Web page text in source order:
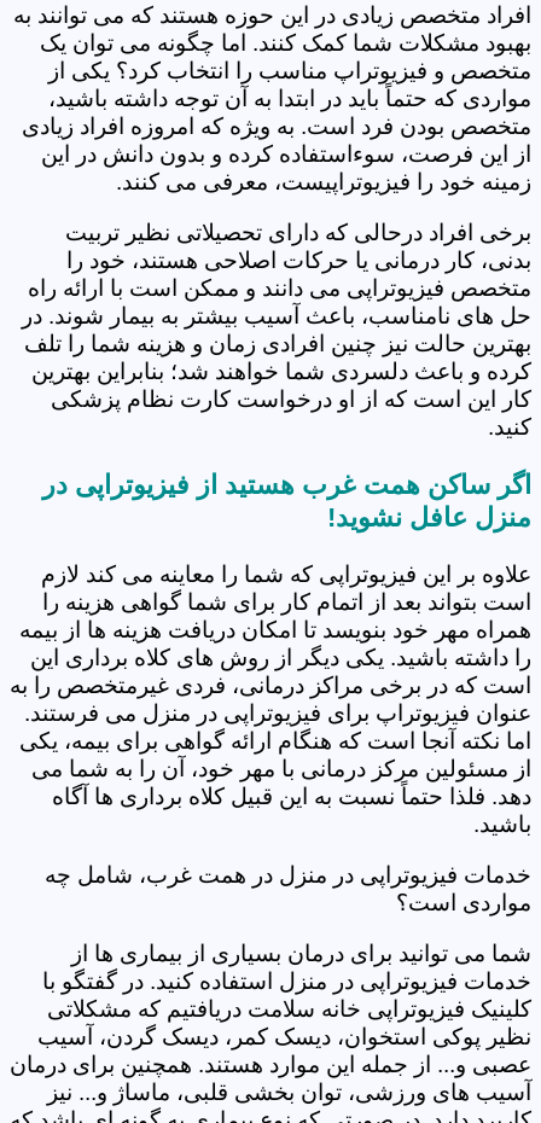
افراد متخصص زیادی در این حوزه هستند که می توانند به
بهبود مشکلات شما کمک کنند. اما چگونه می توان یک
متخصص و فیزیوتراپ مناسب را انتخاب کرد؟ یکی از
مواردی که حتماً باید در ابتدا به آن توجه داشته باشید،
متخصص بودن فرد است. به ویژه که امروزه افراد زیادی
از این فرصت، سوءاستفاده کرده و بدون دانش در این
زمینه خود را فیزیوتراپیست، معرفی می کنند.
برخی افراد درحالی که دارای تحصیلاتی نظیر تربیت
بدنی، کار درمانی یا حرکات اصلاحی هستند، خود را
متخصص فیزیوتراپی می دانند و ممکن است با ارائه راه
حل های نامناسب، باعث آسیب بیشتر به بیمار شوند. در
بهترین حالت نیز چنین افرادی زمان و هزینه شما را تلف
کرده و باعث دلسردی شما خواهند شد؛ بنابراین بهترین
کار این است که از او درخواست کارت نظام پزشکی
کنید.
اگر ساکن همت غرب هستید از فیزیوتراپی در
منزل عافل نشوید!
علاوه بر این فیزیوتراپی که شما را معاینه می کند لازم
است بتواند بعد از اتمام کار برای شما گواهی هزینه را
همراه مهر خود بنویسد تا امکان دریافت هزینه ها از بیمه
را داشته باشید. یکی دیگر از روش های کلاه برداری این
است که در برخی مراکز درمانی، فردی غیرمتخصص را به
عنوان فیزیوتراپ برای فیزیوتراپی در منزل می فرستند.
اما نکته آنجا است که هنگام ارائه گواهی برای بیمه، یکی
از مسئولین مرکز درمانی با مهر خود، آن را به شما می
دهد. فلذا حتماً نسبت به این قبیل کلاه برداری ها آگاه
باشید.
خدمات فیزیوتراپی در منزل در همت غرب، شامل چه
مواردی است؟
شما می توانید برای درمان بسیاری از بیماری ها از
خدمات فیزیوتراپی در منزل استفاده کنید. در گفتگو با
کلینیک فیزیوتراپی خانه سلامت دریافتیم که مشکلاتی
نظیر پوکی استخوان، دیسک کمر، دیسک گردن، آسیب
عصبی و... از جمله این موارد هستند. همچنین برای درمان
آسیب های ورزشی، توان بخشی قلبی، ماساژ و... نیز